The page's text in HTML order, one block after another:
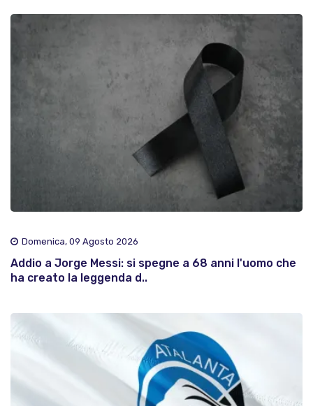
Domenica, 09 Agosto 2026
Addio a Jorge Messi: si spegne a 68 anni l'uomo che
ha creato la leggenda d..